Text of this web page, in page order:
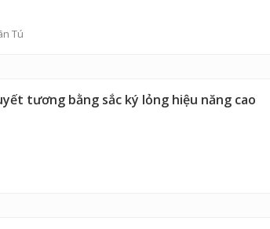
Tú
tương bằng sắc ký lỏng hiệu năng cao